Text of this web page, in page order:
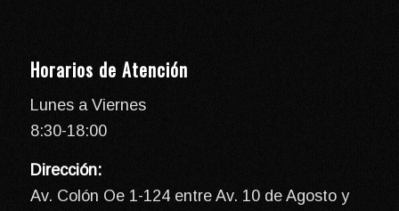
Horarios de Atención
Lunes a Viernes
8:30-18:00
Dirección:
Av. Colón Oe 1-124 entre Av. 10 de Agosto y